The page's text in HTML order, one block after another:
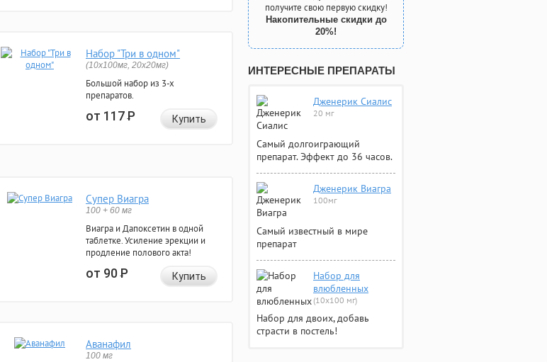
Набор "Три в одном"
(10x100мг, 20x20мг)
Большой набор из 3-х
препаратов.
от 117Р Купить
Супер Виагра
100 + 60 мг
Виагра и Дапоксетин в одной
таблетке. Усиление эрекции и
продление полового акта!
от 90Р Купить
Аванафил
100 мг
получите свою первую скидку!
Накопительные скидки до
20%!
ИНТЕРЕСНЫЕ ПРЕПАРАТЫ
Дженерик Сиалис
20 мг
Самый долгоиграющий
препарат. Эффект до 36 часов.
Дженерик Виагра
100мг
Самый известный в мире
препарат
Набор для
влюбленных
(10х100 мг)
Набор для двоих, добавь
страсти в постель!